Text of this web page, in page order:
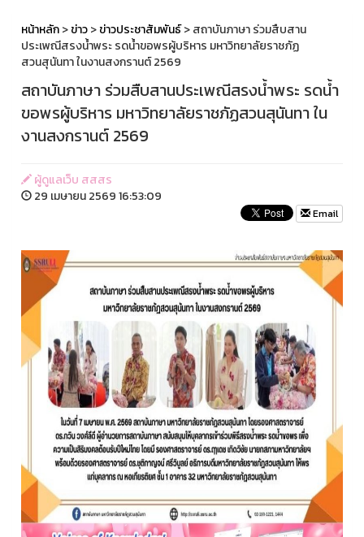
หน้าหลัก>ข่าว>ข่าวประชาสัมพันธ์> สถาบันภาษา ร่วมสืบสาน
ประเพณีสรงน้ำพระ รดน้ำขอพรผู้บริหาร มหาวิทยาลัยราชภัฏ
สวนสุนันทา ในงานสงกรานต์ 2569
สถาบันภาษา ร่วมสืบสานประเพณีสรงน้ำพระ รดน้ำ
ขอพรผู้บริหาร มหาวิทยาลัยราชภัฏสวนสุนันทา ใน
งานสงกรานต์ 2569
ผู้ดูแลเว็บ สสสร
29 เมษายน 2569 16:53:09
Email